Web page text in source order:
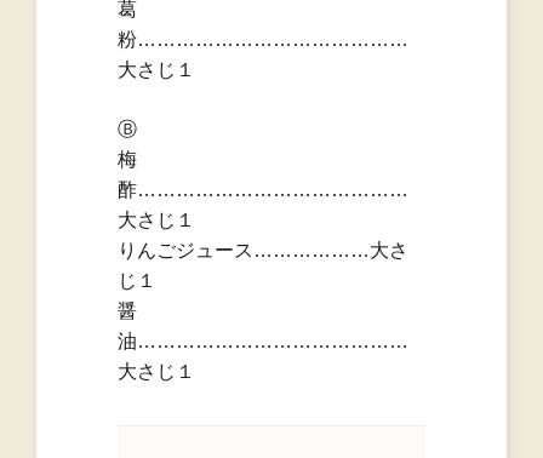
葛
粉……………………………………
大さじ１
Ⓑ
梅
酢……………………………………
大さじ１
りんごジュース………………大さ
じ１
醤
油……………………………………
大さじ１